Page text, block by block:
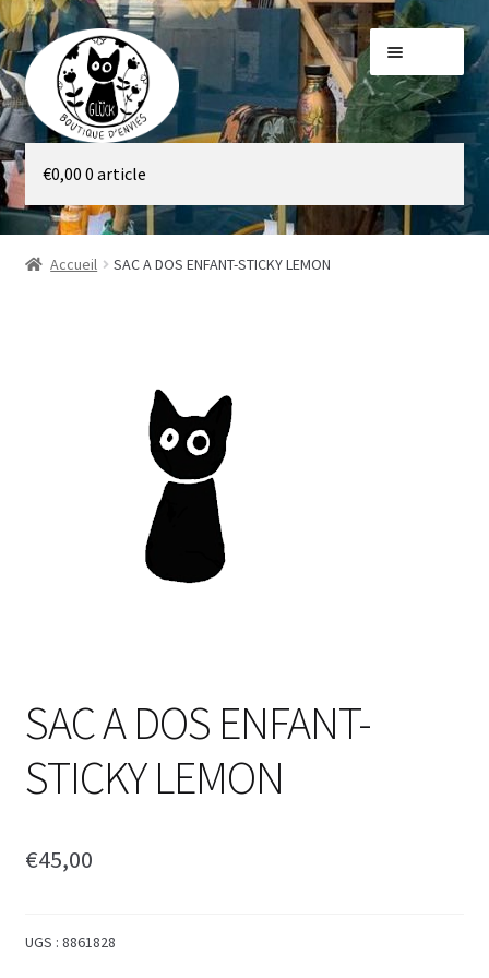
Aller
à
la
navigation
Aller
au
contenu
Galerie
Boutique
€0,00 0 article
Accueil SAC A DOS ENFANT-STICKY LEMON
SAC A DOS ENFANT-
STICKY LEMON
€45,00
UGS : 8861828